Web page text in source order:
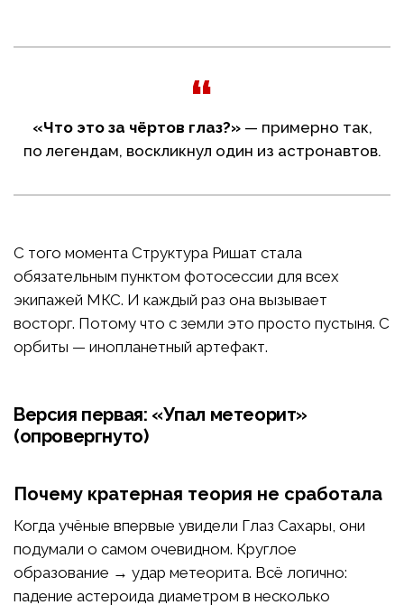
«Что это за чёртов глаз?»— примерно так,
по легендам, воскликнул один из астронавтов.
С того момента Структура Ришат стала
обязательным пунктом фотосессии для всех
экипажей МКС. И каждый раз она вызывает
восторг. Потому что с земли это просто пустыня. С
орбиты — инопланетный артефакт.
Версия первая: «Упал метеорит»
(опровергнуто)
Почему кратерная теория не сработала
Когда учёные впервые увидели Глаз Сахары, они
подумали о самом очевидном. Круглое
образование → удар метеорита. Всё логично:
падение астероида диаметром в несколько